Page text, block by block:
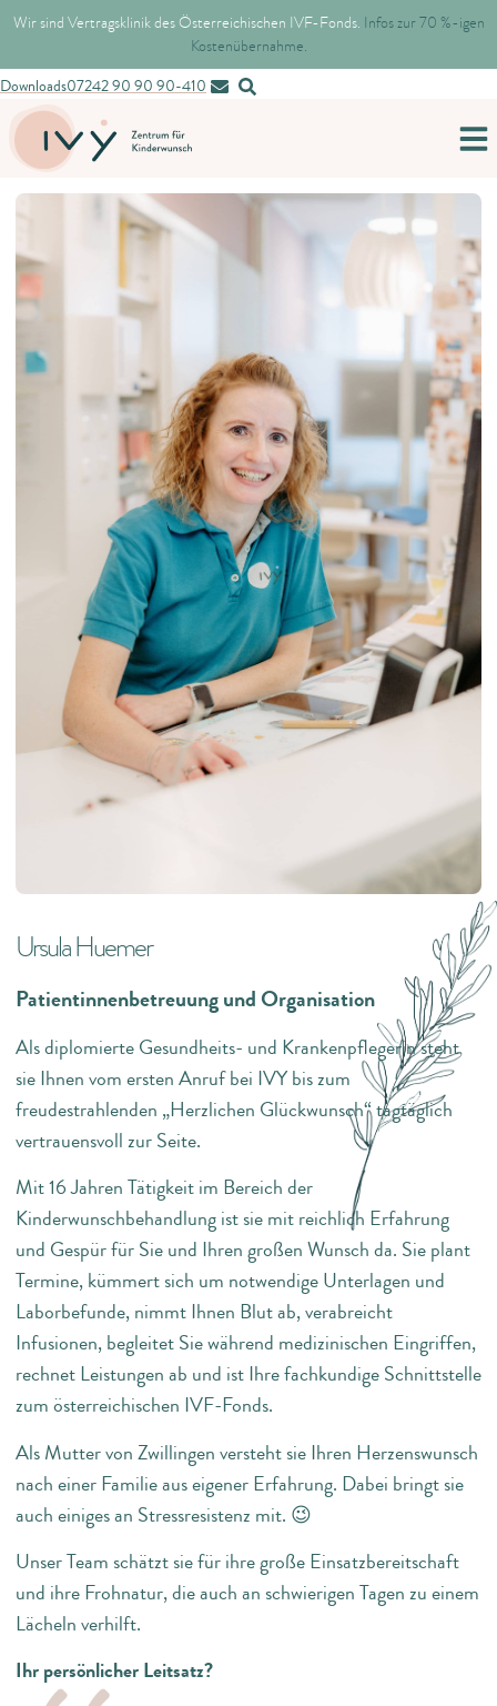
Wir sind Vertragsklinik des Österreichischen IVF-Fonds. Infos zur 70 %-igen
Kostenübernahme.
Downloads07242 90 90 90-410
Ursula Huemer
Patientinnenbetreuung und Organisation
Als diplomierte Gesundheits- und Krankenpflegerin steht
sie Ihnen vom ersten Anruf bei IVY bis zum
freudestrahlenden „Herzlichen Glückwunsch“ tagtäglich
vertrauensvoll zur Seite.
Mit 16 Jahren Tätigkeit im Bereich der
Kinderwunschbehandlung ist sie mit reichlich Erfahrung
und Gespür für Sie und Ihren großen Wunsch da. Sie plant
Termine, kümmert sich um notwendige Unterlagen und
Laborbefunde, nimmt Ihnen Blut ab, verabreicht
Infusionen, begleitet Sie während medizinischen Eingriffen,
rechnet Leistungen ab und ist Ihre fachkundige Schnittstelle
zum österreichischen IVF-Fonds.
Als Mutter von Zwillingen versteht sie Ihren Herzenswunsch
nach einer Familie aus eigener Erfahrung. Dabei bringt sie
auch einiges an Stressresistenz mit. 😉
Unser Team schätzt sie für ihre große Einsatzbereitschaft
und ihre Frohnatur, die auch an schwierigen Tagen zu einem
Lächeln verhilft.
Ihr persönlicher Leitsatz?